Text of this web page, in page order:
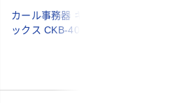
カール事務器 キーボ
ックス CKB-40-S 1個